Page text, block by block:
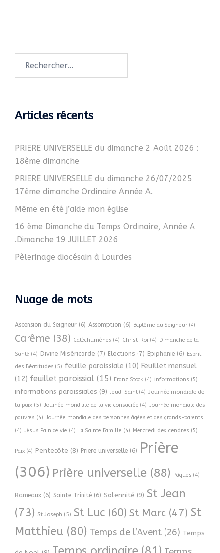
Articles récents
PRIERE UNIVERSELLE du dimanche 2 Août 2026 :
18ème dimanche
PRIERE UNIVERSELLE du dimanche 26/07/2025
17ème dimanche Ordinaire Année A.
Même en été j’aide mon église
16 ème Dimanche du Temps Ordinaire, Année A
.Dimanche 19 JUILLET 2026
Pèlerinage diocésain à Lourdes
Nuage de mots
Ascension du Seigneur (6) Assomption (6) Baptême du Seigneur (4)
Carême (38) Catéchumènes (4) Christ-Roi (4) Dimanche de la
Santé (4) Divine Miséricorde (7) Elections (7) Epiphanie (6) Esprit
des Béatitudes (5) feuille paroissiale (10) Feuillet mensuel
(12) feuillet paroissial (15) Franz Stock (4) informations (5)
informations paroissiales (9) Jeudi Saint (4) Journée mondiale de
la paix (5) Journée mondiale de la vie consacrée (4) Journée mondiale des
pauvres (4) Journée mondiale des personnes âgées et des grands-parents
(4) Jésus Pain de vie (4) La Sainte Famille (4) Mercredi des cendres (5)
Paix (4) Pentecôte (8) Priere universelle (6)
Prière
(306) Prière universelle (88) Pâques (4)
Rameaux (6) Sainte Trinité (6) Solennité (9) St Jean
(73) St Joseph (5) St Luc (60) St Marc (47) St
Matthieu (80) Temps de l’Avent (26) Temps